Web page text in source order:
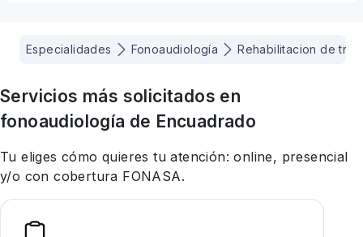
Especialidades Fonoaudiología Rehabilitacion de
Servicios más solicitados en
fonoaudiología de Encuadrado
Tu eliges cómo quieres tu atención: online, presencial
y/o con cobertura FONASA.